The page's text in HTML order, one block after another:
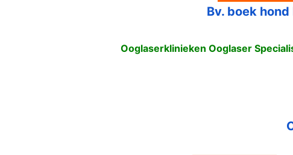
Bv. boek
Ooglaserklinieken Ooglaser